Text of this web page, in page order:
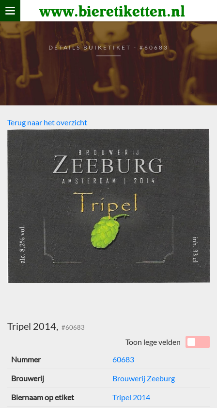
www.bieretiketten.nl
Home
verzamelen
De bierkaart
Bezoekers
DETAILS BUIKETIKET - #60683
Terug naar het overzicht
Tripel 2014, #60683
Toon lege velden
Nummer
60683
Brouwerij Brouwerij Zeeburg
Biernaam op etiket Tripel 2014